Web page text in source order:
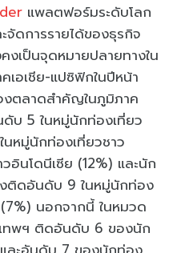
แพลตฟอร์มระดับโลก
ดการรายได้ของธุรกิจ
งเป็นจุดหมายปลายทางใน
อเชีย-แปซิฟิกในปีหน้า
ตลาดสำคัญในภูมิภาค
บ 5 ในหมู่นักท่องเที่ยว
หมู่นักท่องเที่ยวชาว
อินโดนีเซีย (12%) และนัก
ติดอันดับ 9 ในหมู่นักท่อง
นอกจากนี้ ในหมวด
ทพฯ ติดอันดับ 6 ของนัก